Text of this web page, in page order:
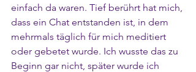
einfach da waren. Tief berührt hat mich,
dass ein Chat entstanden ist, in dem
mehrmals täglich für mich meditiert
oder gebetet wurde. Ich wusste das zu
Beginn gar nicht, später wurde ich